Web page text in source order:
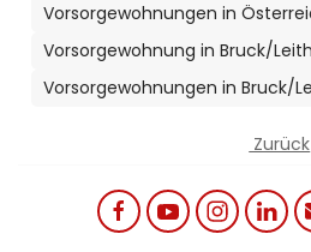
Vorsorgewohnungen in
Vorsorgewohnung in Bruck/
Vorsorgewohnungen in Bruck/
Zurück
Social links